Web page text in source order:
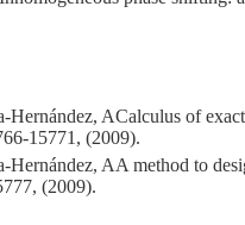
ACalculus of
15771, (2009).
AA method to
(2009).